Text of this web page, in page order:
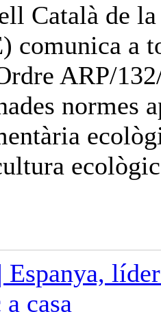
Català de
comunica a
ARP/
normes
casa